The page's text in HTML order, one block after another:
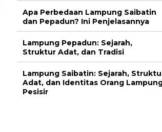
Apa Perbedaan Lampung Saibatin
dan Pepadun? Ini Penjelasannya
Lampung Pepadun: Sejarah,
Struktur Adat, dan Tradisi
Lampung Saibatin: Sejarah,
Adat, dan Identitas Orang
Pesisir